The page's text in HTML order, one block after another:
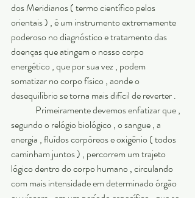
dos Meridianos ( termo científico pelos
orientais ) , é um instrumento extremamente
poderoso no diagnóstico e tratamento das
doenças que atingem o nosso corpo
energético , que por sua vez , podem
somatizar no corpo físico , aonde o
desequilíbrio se torna mais difícil de reverter .
segundo o relógio biológico , o sangue , a
energia , fluídos corpóreos e oxigênio ( todos
caminham juntos ) , percorrem um trajeto
lógico dentro do corpo humano , circulando
com mais intensidade em determinado órgão